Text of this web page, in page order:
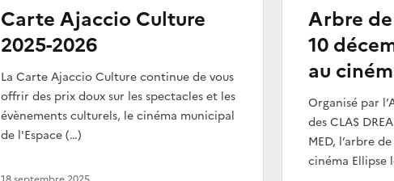
Carte Ajaccio Culture
2025-2026
La Carte Ajaccio Culture continue de vous
offrir des prix doux sur les spectacles et les
évènements culturels, le cinéma municipal
de l'Espace (…)
Arbre
10
au
Organisé par
des CLAS
MED, l’arbre
cinéma Ellipse